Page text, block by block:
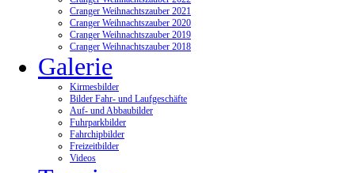
Cranger Weihnachtszauber 2021
Cranger Weihnachtszauber 2020
Cranger Weihnachtszauber 2019
Cranger Weihnachtszauber 2018
Galerie
Kirmesbilder
Bilder Fahr- und Laufgeschäfte
Auf- und Abbaubilder
Fuhrparkbilder
Fahrchipbilder
Freizeitbilder
Videos